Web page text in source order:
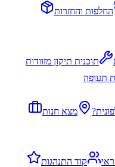
החלפות והחזרות
תוכנית תיקון מזוודות
תעופה
מצא חנות
קוד התנהגות